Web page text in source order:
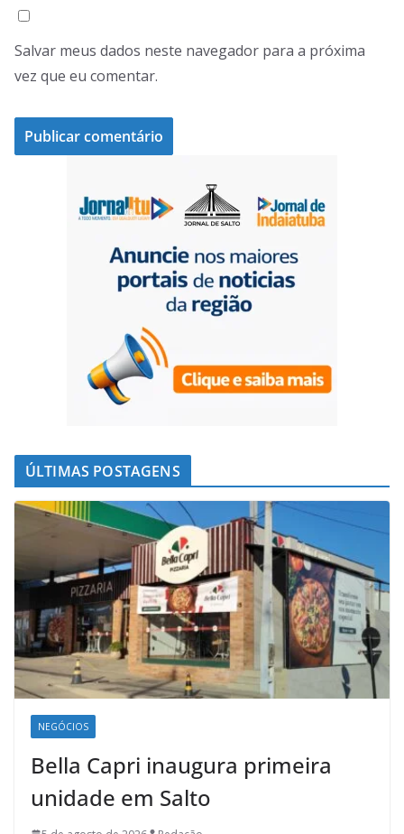
Salvar meus dados neste navegador para a próxima
vez que eu comentar.
ÚLTIMAS POSTAGENS
NEGÓCIOS
Bella Capri inaugura primeira
unidade em Salto